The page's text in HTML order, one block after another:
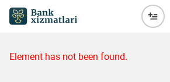
Element has not been found.